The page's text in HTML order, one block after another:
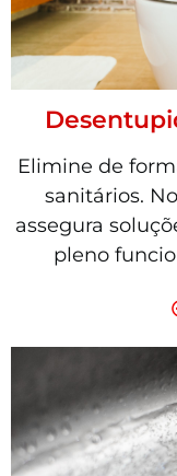
Elimine de
sanitários.
assegura
pleno